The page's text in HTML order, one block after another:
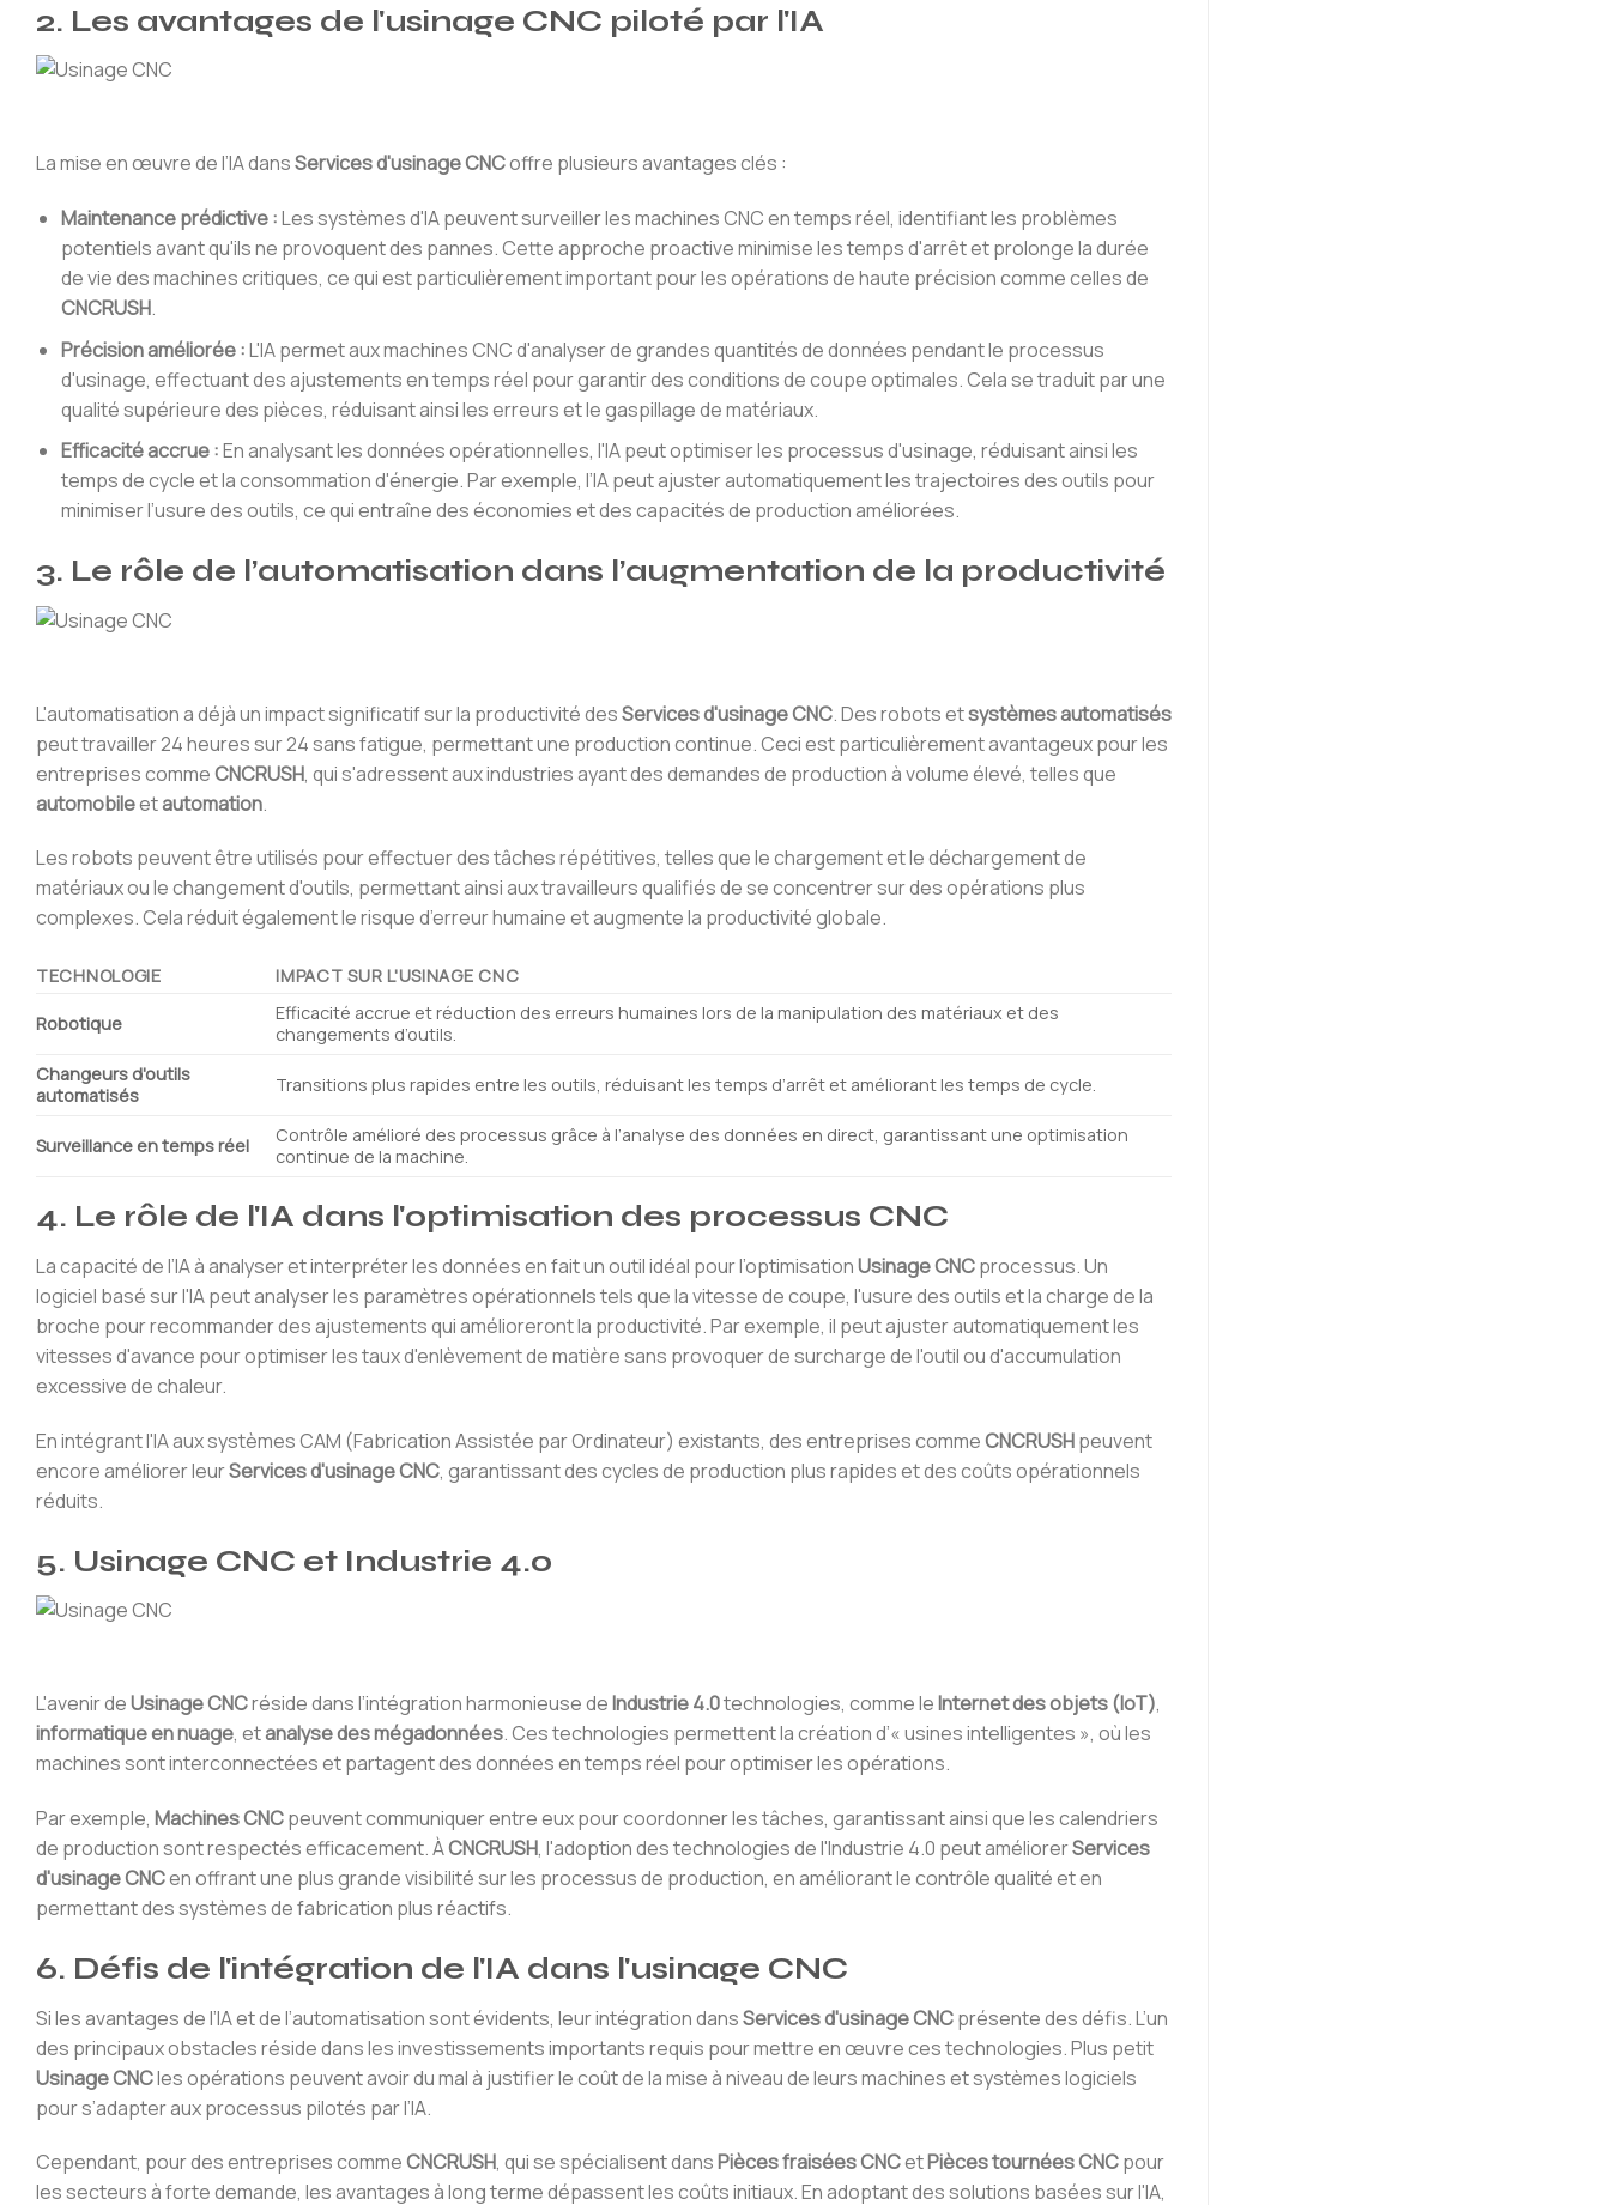
2. Les avantages de l'usinage CNC piloté par l'IA
La mise en œuvre de l’IA dansServices d'usinage CNCoffre plusieurs avantages clés :
Maintenance prédictive :Les systèmes d'IA peuvent surveiller les machines CNC en temps réel, identifiant les problèmes
potentiels avant qu'ils ne provoquent des pannes. Cette approche proactive minimise les temps d'arrêt et prolonge la durée
de vie des machines critiques, ce qui est particulièrement important pour les opérations de haute précision comme celles de
CNCRUSH.
Précision améliorée :L'IA permet aux machines CNC d'analyser de grandes quantités de données pendant le processus
d'usinage, effectuant des ajustements en temps réel pour garantir des conditions de coupe optimales. Cela se traduit par une
qualité supérieure des pièces, réduisant ainsi les erreurs et le gaspillage de matériaux.
Efficacité accrue :En analysant les données opérationnelles, l'IA peut optimiser les processus d'usinage, réduisant ainsi les
temps de cycle et la consommation d'énergie. Par exemple, l’IA peut ajuster automatiquement les trajectoires des outils pour
minimiser l’usure des outils, ce qui entraîne des économies et des capacités de production améliorées.
3. Le rôle de l’automatisation dans l’augmentation de la productivité
L'automatisation a déjà un impact significatif sur la productivité desServices d'usinage CNC. Des robots etsystèmes automatisés
peut travailler 24 heures sur 24 sans fatigue, permettant une production continue. Ceci est particulièrement avantageux pour les
entreprises commeCNCRUSH, qui s'adressent aux industries ayant des demandes de production à volume élevé, telles que
automobileetautomation.
Les robots peuvent être utilisés pour effectuer des tâches répétitives, telles que le chargement et le déchargement de
matériaux ou le changement d'outils, permettant ainsi aux travailleurs qualifiés de se concentrer sur des opérations plus
complexes. Cela réduit également le risque d’erreur humaine et augmente la productivité globale.
TECHNOLOGIE IMPACT SUR L'USINAGE CNC
Robotique
Efficacité accrue et réduction des erreurs humaines lors de la manipulation des matériaux et des
changements d’outils.
Changeurs d'outils
automatisés
Transitions plus rapides entre les outils, réduisant les temps d’arrêt et améliorant les temps de cycle.
Surveillance en temps réel
Contrôle amélioré des processus grâce à l’analyse des données en direct, garantissant une optimisation
continue de la machine.
4. Le rôle de l'IA dans l'optimisation des processus CNC
La capacité de l’IA à analyser et interpréter les données en fait un outil idéal pour l’optimisationUsinage CNCprocessus. Un
logiciel basé sur l'IA peut analyser les paramètres opérationnels tels que la vitesse de coupe, l'usure des outils et la charge de la
broche pour recommander des ajustements qui amélioreront la productivité. Par exemple, il peut ajuster automatiquement les
vitesses d'avance pour optimiser les taux d'enlèvement de matière sans provoquer de surcharge de l'outil ou d'accumulation
excessive de chaleur.
En intégrant l'IA aux systèmes CAM (Fabrication Assistée par Ordinateur) existants, des entreprises commeCNCRUSHpeuvent
encore améliorer leurServices d'usinage CNC, garantissant des cycles de production plus rapides et des coûts opérationnels
réduits.
5. Usinage CNC et Industrie 4.0
L'avenir deUsinage CNCréside dans l’intégration harmonieuse deIndustrie 4.0technologies, comme leInternet des objets (IoT),
informatique en nuage, etanalyse des mégadonnées. Ces technologies permettent la création d’« usines intelligentes », où les
machines sont interconnectées et partagent des données en temps réel pour optimiser les opérations.
Par exemple, Machines CNCpeuvent communiquer entre eux pour coordonner les tâches, garantissant ainsi que les calendriers
de production sont respectés efficacement. ÀCNCRUSH, l'adoption des technologies de l'Industrie 4.0 peut améliorerServices
d'usinage CNCen offrant une plus grande visibilité sur les processus de production, en améliorant le contrôle qualité et en
permettant des systèmes de fabrication plus réactifs.
6. Défis de l'intégration de l'IA dans l'usinage CNC
Si les avantages de l’IA et de l’automatisation sont évidents, leur intégration dansServices d'usinage CNCprésente des défis. L’un
des principaux obstacles réside dans les investissements importants requis pour mettre en œuvre ces technologies. Plus petit
Usinage CNCles opérations peuvent avoir du mal à justifier le coût de la mise à niveau de leurs machines et systèmes logiciels
pour s’adapter aux processus pilotés par l’IA.
Cependant, pour des entreprises commeCNCRUSH, qui se spécialisent dansPièces fraisées CNCetPièces tournées CNCpour
les secteurs à forte demande, les avantages à long terme dépassent les coûts initiaux. En adoptant des solutions basées sur l'IA,